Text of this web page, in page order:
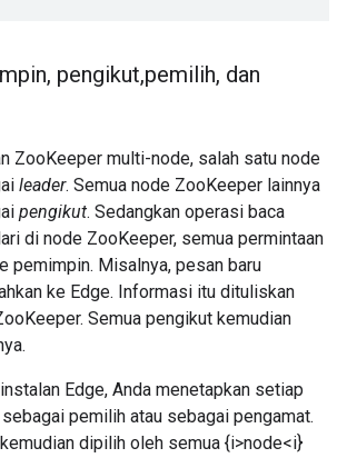
, pengikut,pemilih, dan
ZooKeeper multi-node, salah satu node
leader. Semua node ZooKeeper lainnya
pengikut. Sedangkan operasi baca
di node ZooKeeper, semua permintaan
pemimpin. Misalnya, pesan baru
ke Edge. Informasi itu dituliskan
Semua pengikut kemudian
Edge, Anda menetapkan setiap
pemilih atau sebagai pengamat.
dipilih oleh semua {i>node<i}